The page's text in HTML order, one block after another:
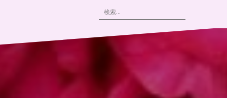
検
索: